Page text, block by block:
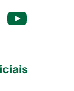
YouTube